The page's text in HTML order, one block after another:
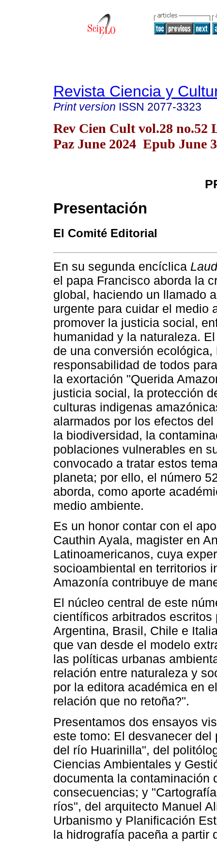
Revista Ciencia y
Print version ISSN 2077-3323
Rev Cien Cult vol.28 no.52
Paz June 2024 Epub June
Presentación
El Comité Editorial
En su segunda encíclica
el papa Francisco aborda la
global, haciendo un llamado
urgente para cuidar el medio
promover la justicia social,
humanidad y la naturaleza.
de una conversión
responsabilidad de todos
la exortación "Querida
justicia social, la protección
culturas indigenas
alarmados por los efectos
la biodiversidad, la
poblaciones vulnerables en
convocado a tratar estos
planeta; por ello, el número
aborda, como aporte
medio ambiente.
Es un honor contar con el
Cauthin Ayala, magister en
Latinoamericanos, cuya
socioambiental en territorios
Amazonía contribuye de
El núcleo central de este
científicos arbitrados
Argentina, Brasil, Chile e
que van desde el modelo
las políticas urbanas
relación entre naturaleza y
por la editora académica en
relación que no retoña?".
Presentamos dos ensayos
este tomo: El desvanecer
del río Huarinilla", del
Ciencias Ambientales y
documenta la contaminación
consecuencias; y
ríos", del arquitecto Manuel
Urbanismo y Planificación
la hidrografía paceña a partir